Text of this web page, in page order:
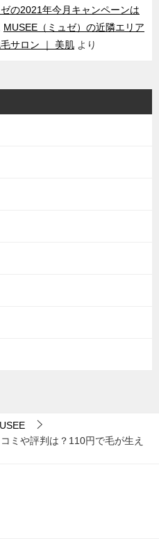
の2021年今月キャンペーンは
MUSEE（ミュゼ）の近隣エリア
サロン ｜ 美肌 より
ミや評判は？110円で毛が生え